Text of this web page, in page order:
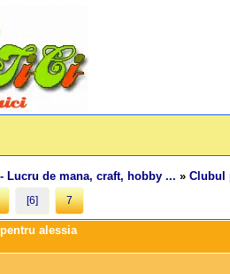
Lucru de mana, craft, hobby ... »Clubul
[6] 7
alessia